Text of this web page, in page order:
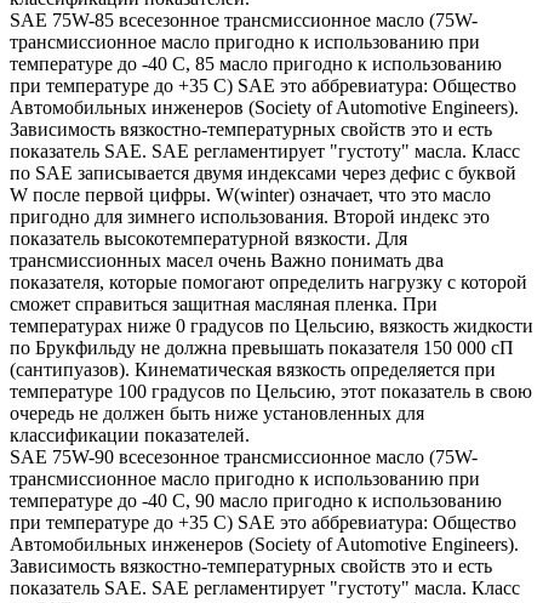
SAE 75W-85 всесезонное трансмиссионное масло (75W-
трансмиссионное масло пригодно к использованию при
температуре до -40 С, 85 масло пригодно к использованию
при температуре до +35 С) SAE это аббревиатура: Общество
Автомобильных инженеров (Society of Automotive Engineers).
Зависимость вязкостно-температурных свойств это и есть
показатель SAE. SAE регламентирует "густоту" масла. Класс
по SAE записывается двумя индексами через дефис с буквой
W после первой цифры. W(winter) означает, что это масло
пригодно для зимнего использования. Второй индекс это
показатель высокотемпературной вязкости. Для
трансмиссионных масел очень Важно понимать два
показателя, которые помогают определить нагрузку с которой
сможет справиться защитная масляная пленка. При
температурах ниже 0 градусов по Цельсию, вязкость жидкости
по Брукфильду не должна превышать показателя 150 000 сП
(сантипуазов). Кинематическая вязкость определяется при
температуре 100 градусов по Цельсию, этот показатель в свою
очередь не должен быть ниже установленных для
классификации показателей.
SAE 75W-90 всесезонное трансмиссионное масло (75W-
трансмиссионное масло пригодно к использованию при
температуре до -40 С, 90 масло пригодно к использованию
при температуре до +35 С) SAE это аббревиатура: Общество
Автомобильных инженеров (Society of Automotive Engineers).
Зависимость вязкостно-температурных свойств это и есть
показатель SAE. SAE регламентирует "густоту" масла. Класс